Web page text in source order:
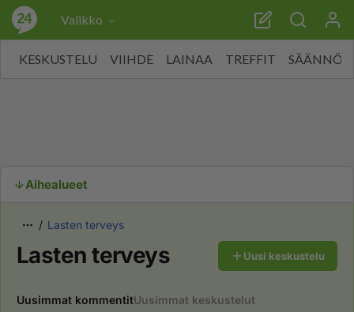
Valikko
KESKUSTELU VIIHDE LAINAA TREFFIT SÄÄNNÖT
Aihealueet
Lasten terveys
Lasten terveys Uusi keskustelu
Uusimmat kommentitUusimmat keskustelut